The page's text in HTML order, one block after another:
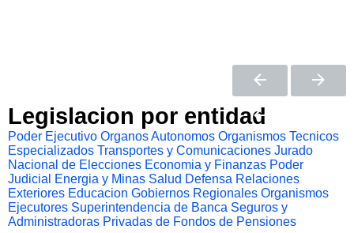
Legislacion por entidad
Poder Ejecutivo Organos Autonomos Organismos Tecnicos
Especializados Transportes y Comunicaciones Jurado
Nacional de Elecciones Economia y Finanzas Poder
Judicial
Energia y Minas Salud Defensa Relaciones
Exteriores Educacion Gobiernos Regionales Organismos
Ejecutores Superintendencia de Banca Seguros y
Administradoras Privadas de Fondos de Pensiones